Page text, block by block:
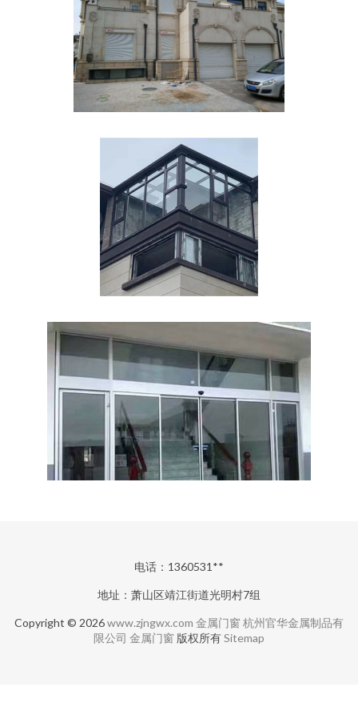
电话：1360531**
地址：萧山区靖江街道光明村7组
Copyright © 2026www.zjngwx.com 金属门窗 杭州官华金属制品有
限公司 金属门窗 版权所有Sitemap